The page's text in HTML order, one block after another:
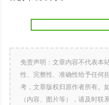
免责声明：文章内容不代表本
性、完整性、准确性给予任何
考，文章版权归原作者所有。
（内容、图片等），请及时联